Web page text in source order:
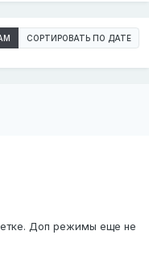
СОРТИРОВАТЬ ПО ДАТЕ
Доп режимы еще не